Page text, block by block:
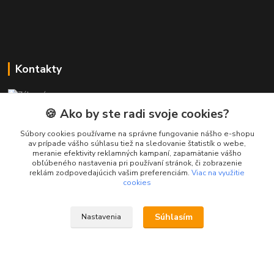
Kontakty
+421 911 010 560
Po-Pia, 13-17 hod.
info@presmartfon.sk
🍪 Ako by ste radi svoje cookies?
Súbory cookies používame na správne fungovanie nášho e-shopu
av prípade vášho súhlasu tiež na sledovanie štatistík o webe,
meranie efektivity reklamných kampaní, zapamätanie vášho
obľúbeného nastavenia pri používaní stránok, či zobrazenie
reklám zodpovedajúcich vašim preferenciám. Viac na využitie
cookies
Nastavenia Súhlasím